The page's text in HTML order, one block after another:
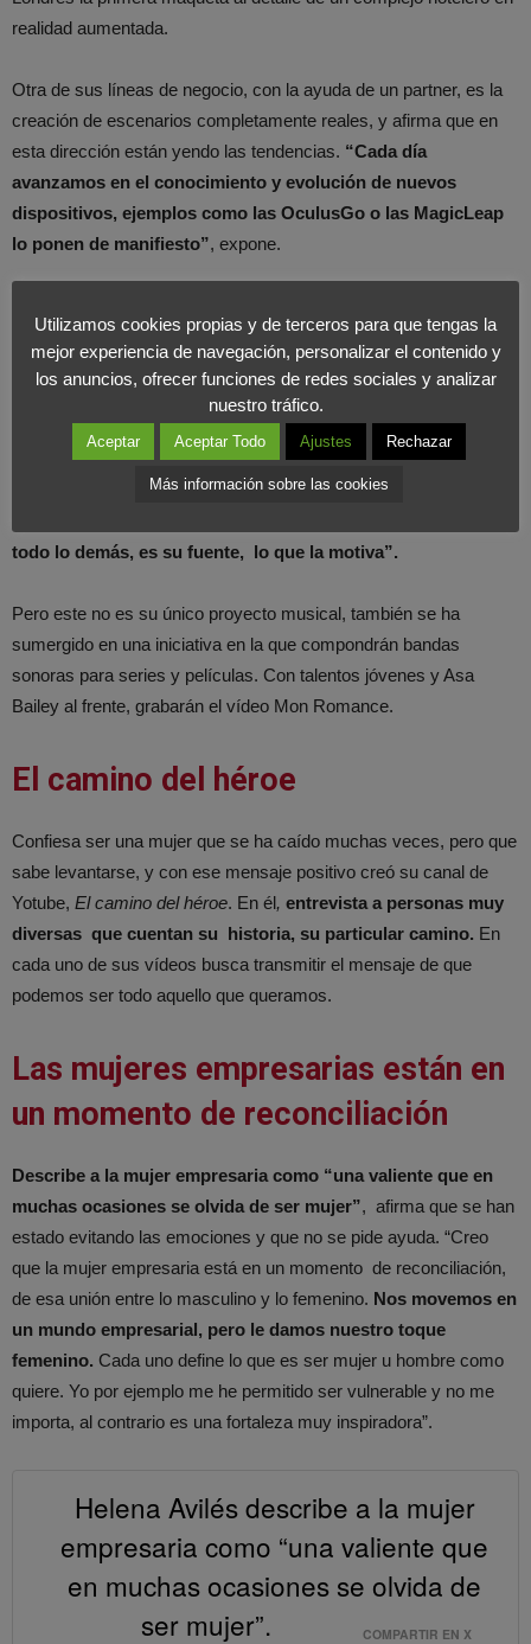
realidad aumentada.
Otra de sus líneas de negocio, con la ayuda de un partner, es la
creación de escenarios completamente reales, y afirma que en
esta dirección están yendo las tendencias. “Cada día
avanzamos en el conocimiento y evolución de nuevos
dispositivos, ejemplos como las OculusGo o las MagicLeap
lo ponen de manifiesto”, expone.
televisión como electrodoméstico acabará desapareciendo y
“veremos sus contenidos en la mesa del salón”.
La música es otra de sus grandes pasiones, fue cantante hace
algunos años y ha querido retomar su lado más artístico. Acaba
de unirse a MusicPlanner con su grupo Havil, y asegura que
todo lo demás, es su fuente, lo que la motiva”.
Pero este no es su único proyecto musical, también se ha
sumergido en una iniciativa en la que compondrán bandas
sonoras para series y películas. Con talentos jóvenes y Asa
Bailey al frente, grabarán el vídeo Mon Romance.
El camino del héroe
Confiesa ser una mujer que se ha caído muchas veces, pero que
sabe levantarse, y con ese mensaje positivo creó su canal de
Yotube, El camino del héroe. En él, entrevista a personas muy
diversas que cuentan su historia, su particular camino. En
cada uno de sus vídeos busca transmitir el mensaje de que
podemos ser todo aquello que queramos.
Las mujeres empresarias están en
un momento de reconciliación
Describe a la mujer empresaria como “una valiente que en
muchas ocasiones se olvida de ser mujer”, afirma que se han
estado evitando las emociones y que no se pide ayuda. “Creo
que la mujer empresaria está en un momento de reconciliación,
de esa unión entre lo masculino y lo femenino. Nos movemos en
un mundo empresarial, pero le damos nuestro toque
femenino. Cada uno define lo que es ser mujer u hombre como
quiere. Yo por ejemplo me he permitido ser vulnerable y no me
importa, al contrario es una fortaleza muy inspiradora”.
Helena Avilés describe a la mujer
empresaria como “una valiente que
en muchas ocasiones se olvida de
ser mujer”.
COMPARTIR EN X
Utilizamos cookies propias y de terceros para que tengas la
mejor experiencia de navegación, personalizar el contenido y
los anuncios, ofrecer funciones de redes sociales y analizar
nuestro tráfico.
Aceptar Aceptar Todo Ajustes Rechazar
Más información sobre las cookies